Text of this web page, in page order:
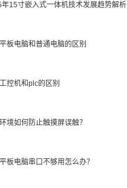
15寸嵌入式一体机技术发展趋势解析
板电脑和普通电脑的区别
控机和plc的区别
境如何防止触摸屏误触？
板电脑串口不够用怎么办？